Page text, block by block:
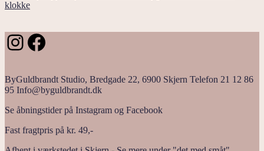
klokke
Instagram
Facebook
ByGuldbrandt Studio, Bredgade 22, 6900 Skjern Telefon 21 12 86
95 Info@byguldbrandt.dk
Se åbningstider på Instagram og Facebook
Fast fragtpris på kr. 49,-